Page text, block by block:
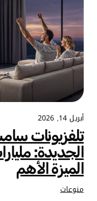
أبريل 14, 2026
الجديدة:
الميزة الأهم
منوعات